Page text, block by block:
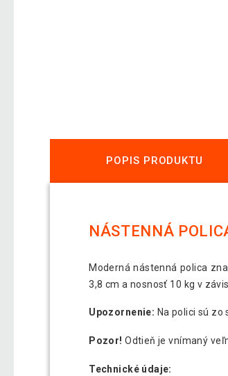
POPIS PRODUKTU
NÁSTENNÁ
Moderná nástenná polica
3,8 cm a nosnosť 10 kg v
Upozornenie: Na polici sú
Pozor! Odtieň je vnímaný
Technické údaje: